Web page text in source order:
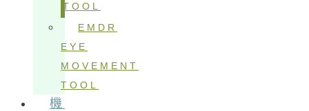
TOOL
EMDR
EYE
MOVEMENT
TOOL
機